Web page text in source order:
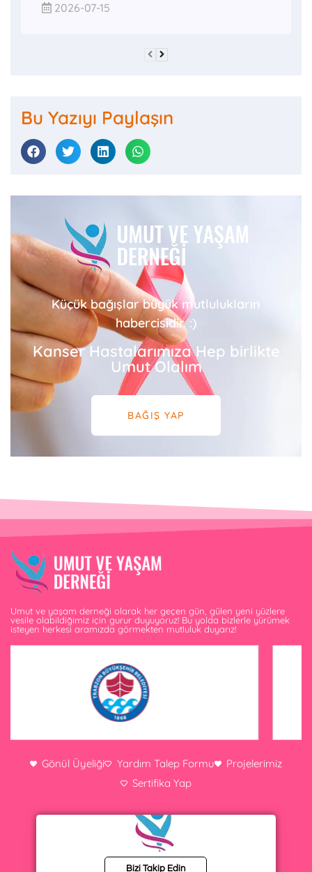
2026-07-15
Bu Yazıyı Paylaşın
Küçük bağışlar büyük mutlulukların
habercisidir. :)
Kanser Hastalarımıza Hep birlikte
Umut Olalım
BAĞIŞ YAP
Umut ve yaşam derneği olarak her geçen gün, gülen yeni yüzlere
vesile olabildiğimiz için gurur duyuyoruz! Bu yolda bizlerle yürümek
isteyen herkesi aramızda görmekten mutluluk duyarız!
Gönül Üyeliği Yardım Talep Formu
Projelerimiz
Sertifika Yap
Bizi Takip Edin